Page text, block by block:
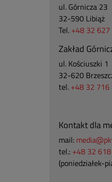
ul. Górnicza 23
32-590 Libiąż
Tel. +48 32
Zakład
ul. Kościuszki 1
32-620
tel. +48 32
Kontakt dla
mail:
tel.: +48 32
(poniedziałek-